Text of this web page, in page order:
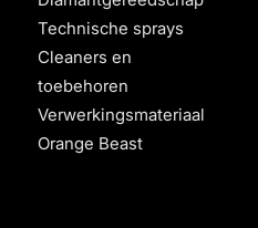
Technische sprays
Cleaners en
toebehoren
Verwerkingsmateriaal
Orange Beast